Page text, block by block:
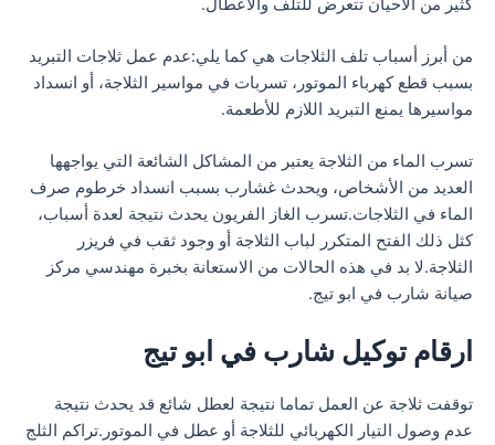
كثير من الأحيان تتعرض للتلف والأعطال.
من أبرز أسباب تلف الثلاجات هي كما يلي:عدم عمل ثلاجات التبريد
بسبب قطع كهرباء الموتور، تسربات في مواسير الثلاجة، أو انسداد
مواسيرها يمنع التبريد اللازم للأطعمة.
تسرب الماء من الثلاجة يعتبر من المشاكل الشائعة التي يواجهها
العديد من الأشخاص، ويحدث غشارب بسبب انسداد خرطوم صرف
الماء في الثلاجات.تسرب الغاز الفريون يحدث نتيجة لعدة أسباب،
كثل ذلك الفتح المتكرر لباب الثلاجة أو وجود ثقب في فريزر
الثلاجة.لا بد في هذه الحالات من الاستعانة بخبرة مهندسي مركز
صيانة شارب في ابو تيج.
ارقام توكيل شارب في ابو تيج
توقفت ثلاجة عن العمل تماما نتيجة لعطل شائع قد يحدث نتيجة
عدم وصول التيار الكهربائي للثلاجة أو عطل في الموتور.تراكم الثلج